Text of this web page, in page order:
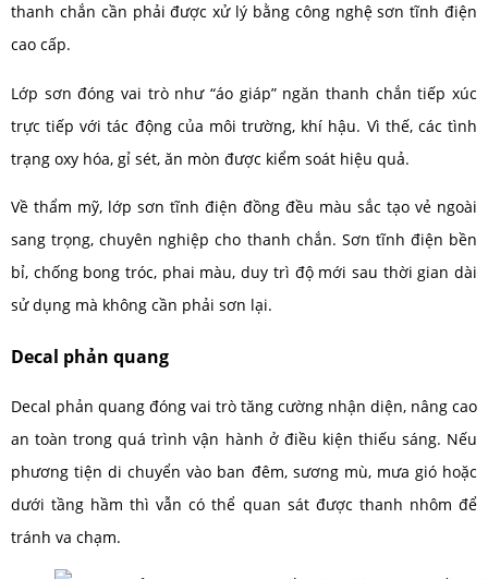
thanh chắn cần phải được xử lý bằng công nghệ sơn tĩnh điện
cao cấp.
Lớp sơn đóng vai trò như “áo giáp” ngăn thanh chắn tiếp xúc
trực tiếp với tác động của môi trường, khí hậu. Vì thế, các tình
trạng oxy hóa, gỉ sét, ăn mòn được kiểm soát hiệu quả.
Về thẩm mỹ, lớp sơn tĩnh điện đồng đều màu sắc tạo vẻ ngoài
sang trọng, chuyên nghiệp cho thanh chắn. Sơn tĩnh điện bền
bỉ, chống bong tróc, phai màu, duy trì độ mới sau thời gian dài
sử dụng mà không cần phải sơn lại.
Decal phản quang
Decal phản quang đóng vai trò tăng cường nhận diện, nâng cao
an toàn trong quá trình vận hành ở điều kiện thiếu sáng. Nếu
phương tiện di chuyển vào ban đêm, sương mù, mưa gió hoặc
dưới tầng hầm thì vẫn có thể quan sát được thanh nhôm để
tránh va chạm.